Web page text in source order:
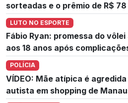
sorteadas e o prêmio de R$
LUTO NO ESPORTE
Fábio Ryan: promessa do
aos 18 anos após
POLÍCIA
VÍDEO: Mãe atípica é
autista em shopping de